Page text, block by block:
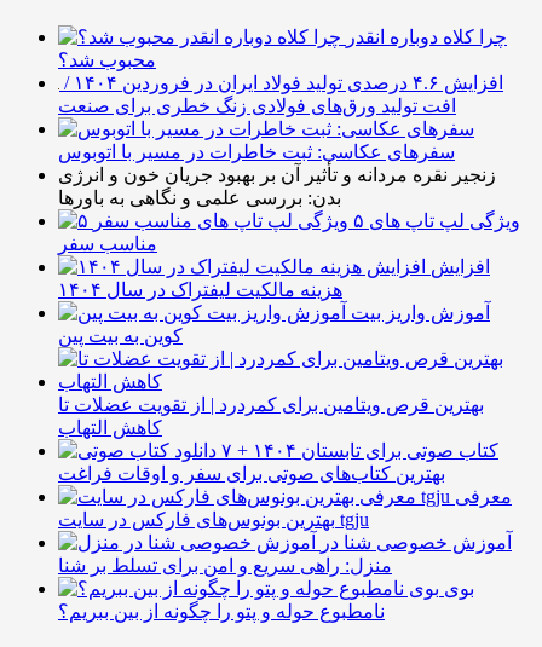
چرا کلاه دوباره انقدر
محبوب شد؟
افزایش ۴.۶ درصدی تولید فولاد ایران در فروردین ۱۴۰۴ /
افت تولید ورق‌های فولادی زنگ خطری برای صنعت
سفرهای عکاسی: ثبت خاطرات در مسیر با اتوبوس
زنجیر نقره مردانه و تأثیر آن بر بهبود جریان خون و انرژی
بدن: بررسی علمی و نگاهی به باورها
۵ ویژگی لپ تاپ های
مناسب سفر
افزایش
هزینه مالکیت لیفتراک در سال ۱۴۰۴
آموزش واریز بیت
کوین به بیت پین
بهترین قرص ویتامین برای کمردرد | از تقویت عضلات تا
کاهش التهاب
۷ کتاب صوتی برای تابستان ۱۴۰۴ +
بهترین کتاب‌های صوتی برای سفر و اوقات فراغت
معرفی
بهترین بونوس‌های فارکس در سایت tgju
آموزش خصوصی شنا در
منزل: راهی سریع و امن برای تسلط بر شنا
بوی
نامطبوع حوله و پتو را چگونه از بین ببریم؟